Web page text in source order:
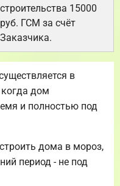
строительства 15000
руб. ГСМ за счёт
Заказчика.
в
когда дом
и полностью под
дома в мороз,
период - не под